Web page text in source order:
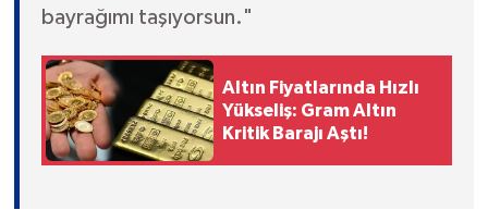
bayrağımı taşıyorsun."
Altın Fiyatlarında Hızlı
Yükseliş: Gram Altın
Kritik Barajı Aştı!